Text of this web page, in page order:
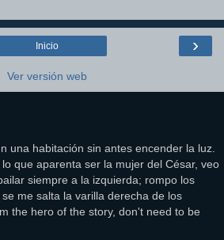
›
Inicio
Ver versión web
una habitación sin antes encender la luz.
que aparenta ser la mujer del César, veo
siempre a la izquierda; rompo los
me salta la varilla derecha de los
the hero of the story, don't need to be